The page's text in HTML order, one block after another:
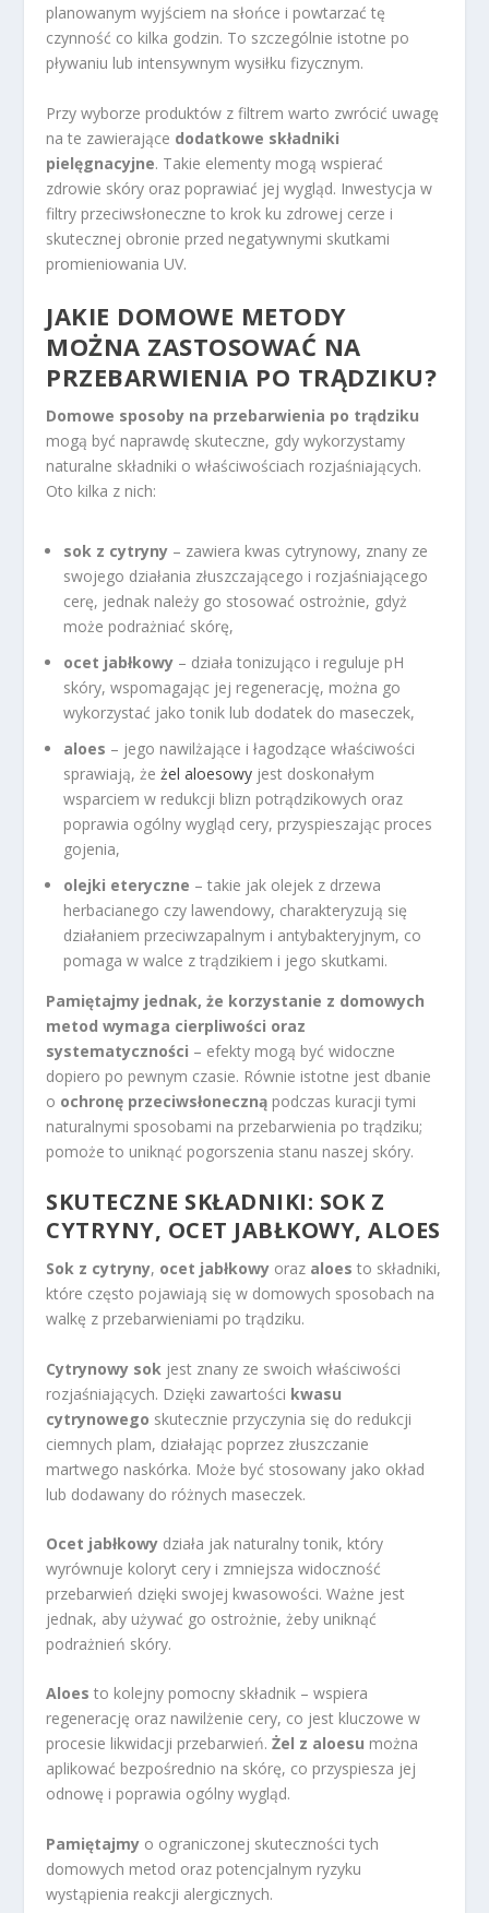
planowanym wyjściem na słońce i powtarzać tę
czynność co kilka godzin. To szczególnie istotne po
pływaniu lub intensywnym wysiłku fizycznym.
Przy wyborze produktów z filtrem warto zwrócić uwagę
na te zawierające dodatkowe składniki
pielęgnacyjne. Takie elementy mogą wspierać
zdrowie skóry oraz poprawiać jej wygląd. Inwestycja w
filtry przeciwsłoneczne to krok ku zdrowej cerze i
skutecznej obronie przed negatywnymi skutkami
promieniowania UV.
JAKIE DOMOWE METODY
MOŻNA ZASTOSOWAĆ NA
PRZEBARWIENIA PO TRĄDZIKU?
Domowe sposoby na przebarwienia po trądziku
mogą być naprawdę skuteczne, gdy wykorzystamy
naturalne składniki o właściwościach rozjaśniających.
Oto kilka z nich:
sok z cytryny – zawiera kwas cytrynowy, znany ze
swojego działania złuszczającego i rozjaśniającego
cerę, jednak należy go stosować ostrożnie, gdyż
może podrażniać skórę,
ocet jabłkowy – działa tonizująco i reguluje pH
skóry, wspomagając jej regenerację, można go
wykorzystać jako tonik lub dodatek do maseczek,
aloes – jego nawilżające i łagodzące właściwości
sprawiają, żeżel aloesowy jest doskonałym
wsparciem w redukcji blizn potrądzikowych oraz
poprawia ogólny wygląd cery, przyspieszając proces
gojenia,
olejki eteryczne – takie jak olejek z drzewa
herbacianego czy lawendowy, charakteryzują się
działaniem przeciwzapalnym i antybakteryjnym, co
pomaga w walce z trądzikiem i jego skutkami.
Pamiętajmy jednak, że korzystanie z domowych
metod wymaga cierpliwości oraz
systematyczności – efekty mogą być widoczne
dopiero po pewnym czasie. Równie istotne jest dbanie
o ochronę przeciwsłoneczną podczas kuracji tymi
naturalnymi sposobami na przebarwienia po trądziku;
pomoże to uniknąć pogorszenia stanu naszej skóry.
SKUTECZNE SKŁADNIKI: SOK Z
CYTRYNY, OCET JABŁKOWY, ALOES
Sok z cytryny, ocet jabłkowy oraz aloes to składniki,
które często pojawiają się w domowych sposobach na
walkę z przebarwieniami po trądziku.
Cytrynowy sok jest znany ze swoich właściwości
rozjaśniających. Dzięki zawartości kwasu
cytrynowego skutecznie przyczynia się do redukcji
ciemnych plam, działając poprzez złuszczanie
martwego naskórka. Może być stosowany jako okład
lub dodawany do różnych maseczek.
Ocet jabłkowy działa jak naturalny tonik, który
wyrównuje koloryt cery i zmniejsza widoczność
przebarwień dzięki swojej kwasowości. Ważne jest
jednak, aby używać go ostrożnie, żeby uniknąć
podrażnień skóry.
Aloes to kolejny pomocny składnik – wspiera
regenerację oraz nawilżenie cery, co jest kluczowe w
procesie likwidacji przebarwień.Żel z aloesu można
aplikować bezpośrednio na skórę, co przyspiesza jej
odnowę i poprawia ogólny wygląd.
Pamiętajmy o ograniczonej skuteczności tych
domowych metod oraz potencjalnym ryzyku
wystąpienia reakcji alergicznych.